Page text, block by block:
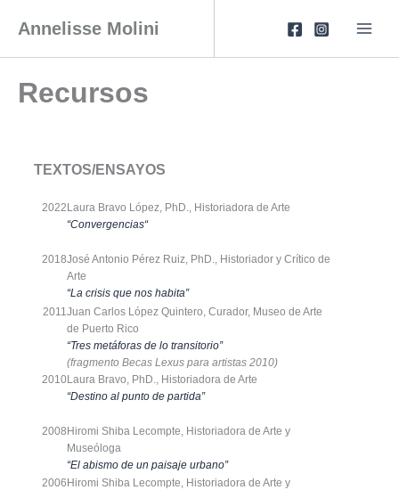
Annelisse Molini
Recursos
TEXTOS/ENSAYOS
2022 Laura Bravo López, PhD., Historiadora de Arte
“Convergencias“
2018José Antonio Pérez Ruiz, PhD., Historiador y Crítico de
Arte
“La crisis que nos habita”
2011Juan Carlos López Quintero, Curador, Museo de Arte
de Puerto Rico
“Tres metáforas de lo transitorio”
(fragmento Becas Lexus para artistas 2010)
2010Laura Bravo, PhD., Historiadora de Arte
“Destino al punto de partida”
2008Hiromi Shiba Lecompte, Historiadora de Arte y
Museóloga
“El abismo de un paisaje urbano”
2006 Hiromi Shiba Lecompte, Historiadora de Arte y